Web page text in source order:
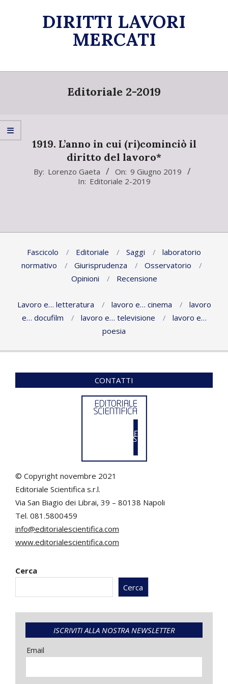
DIRITTI LAVORI
MERCATI
Primary
Editoriale 2-2019
1919. L’anno in cui (ri)cominciò il
diritto del lavoro*
2019-
By: Lorenzo Gaeta On: 9 Giugno 2019
In: Editoriale 2-2019
Fascicolo Editoriale Saggi
laboratorio
normativo
Giurisprudenza
Osservatorio
Opinioni
Recensione
Lavoro e… letteratura lavoro e… cinema
lavoro
e… docufilm
lavoro e… televisione
lavoro e…
poesia
CONTATTI
© Copyright novembre 2021
Editoriale Scientifica s.r.l.
Via San Biagio dei Librai, 39 – 80138 Napoli
Tel. 081.5800459
info@editorialescientifica.com
www.editorialescientifica.com
Cerca
Cerca
ISCRIVITI ALLA NOSTRA NEWSLETTER
Email